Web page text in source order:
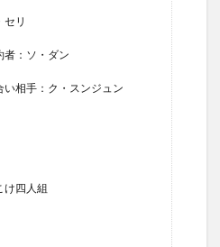
リ
者：ソ・ダン
相手：ク・スンジュン
け四人組